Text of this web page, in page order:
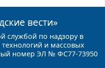
вести»
службой по надзору в
и массовых
номер ЭЛ № ФС77-73950